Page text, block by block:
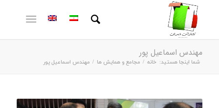
مهندس اسماعیل پور
شما اینجا هستید: خانه / مجامع و همایش ها / مهندس اسماعیل پور